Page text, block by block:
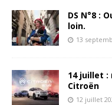
DS N°8 :
loin.
13
14 juillet :
Citroën
12 juillet